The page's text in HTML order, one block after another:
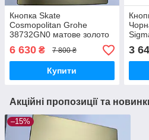
Кнопка Skate
Cosmopolitan Grohe
38732GN0 матове золото
6 630 ₴ 7 800 ₴
Купити
3
Акційні пропозиції та
–15%